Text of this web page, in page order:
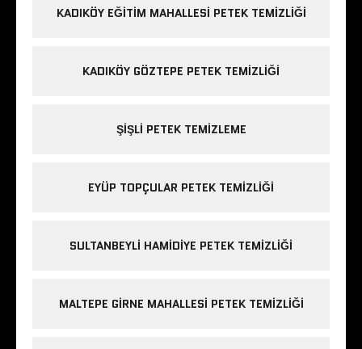
KADIKÖY EĞITIM MAHALLESI PETEK TEMIZLIĞI
KADIKÖY GÖZTEPE PETEK TEMIZLIĞI
ŞIŞLI PETEK TEMIZLEME
EYÜP TOPÇULAR PETEK TEMIZLIĞI
SULTANBEYLI HAMIDIYE PETEK TEMIZLIĞI
MALTEPE GIRNE MAHALLESI PETEK TEMIZLIĞI